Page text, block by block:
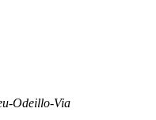
Odeillo-Via